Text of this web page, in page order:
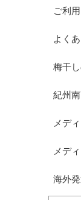
ご利
よく
梅干
紀州
メデ
メデ
海外